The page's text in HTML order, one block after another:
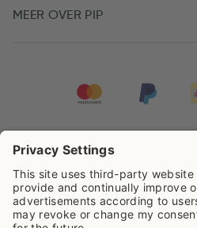
MEER OVER PIP